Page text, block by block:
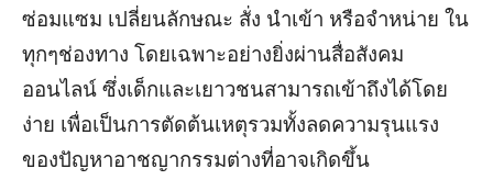
ซ่อมแซม เปลี่ยนลักษณะ สั่ง นำเข้า หรือจำหน่าย ใน
ทุกๆช่องทาง โดยเฉพาะอย่างยิ่งผ่านสื่อสังคม
ออนไลน์ ซึ่งเด็กและเยาวชนสามารถเข้าถึงได้โดย
ง่าย เพื่อเป็นการตัดต้นเหตุรวมทั้งลดความรุนแรง
ของปัญหาอาชญากรรมต่างที่อาจเกิดขึ้น